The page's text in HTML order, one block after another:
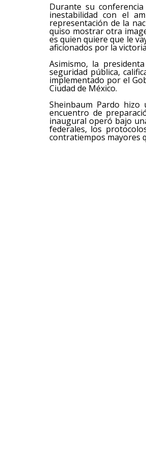
Durante su
inestabilidad con el
representación de la
quiso mostrar otra
es quien quiere que le
aficionados por la
Asimismo, la
seguridad pública,
implementado por el
Ciudad de México.
Sheinbaum Pardo
encuentro de
inaugural operó bajo
federales, los
contratiempos mayores